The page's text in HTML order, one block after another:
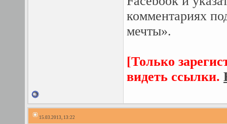
комментариях
мечты».
[Только
видеть ссылки.
15.03.2013, 13:22